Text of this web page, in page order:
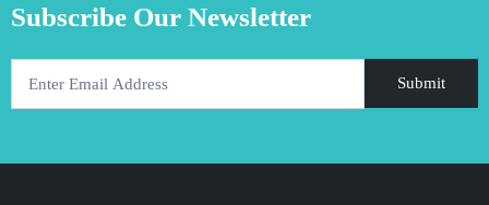
ürün
Subscribe Our Newsletter
Submit